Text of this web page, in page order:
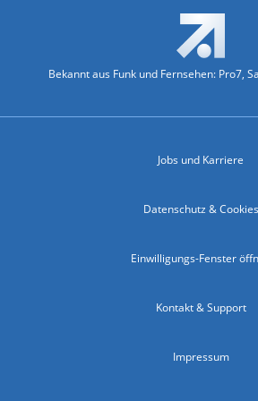
Bekannt aus Funk und Fernsehen: Pro7,
Jobs und Karriere
Datenschutz & Cookies
Einwilligungs-Fenster
Kontakt & Support
Impressum